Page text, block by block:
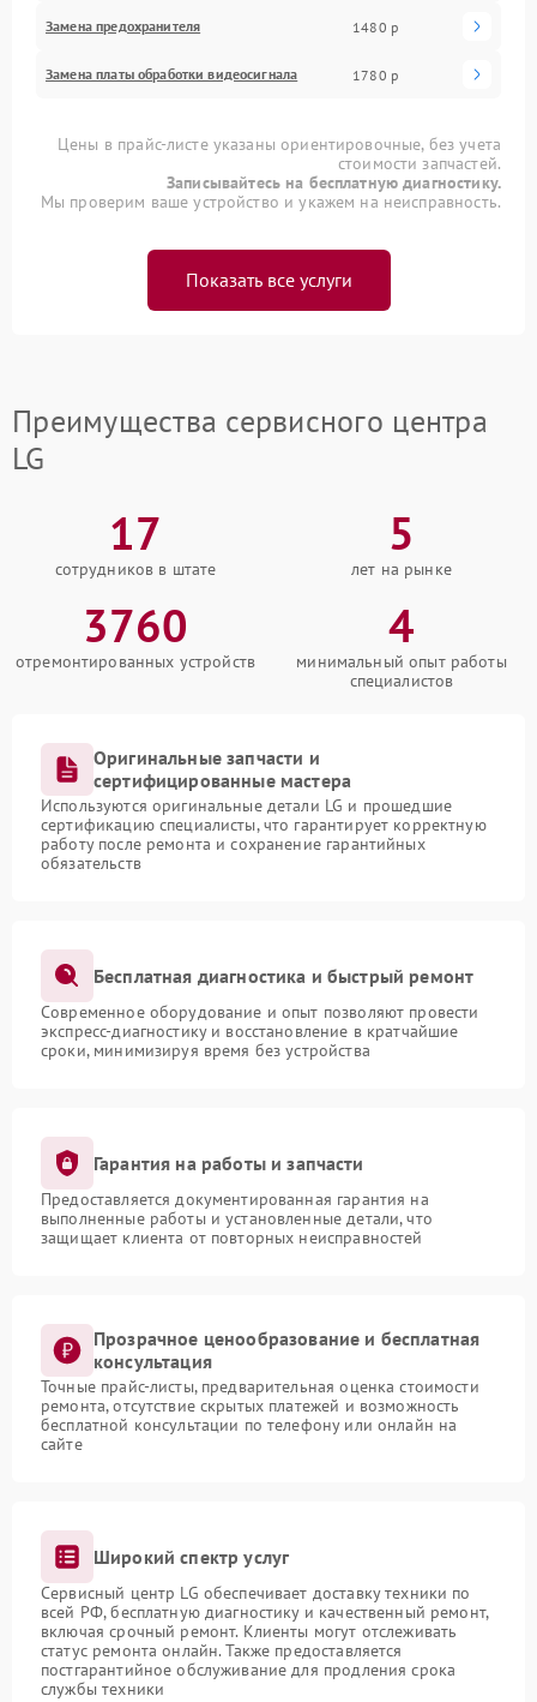
Замена предохранителя 1480 р
Замена платы обработки видеосигнала 1780 р
Цены в прайс-листе указаны ориентировочные, без учета
стоимости запчастей.
Записывайтесь на бесплатную диагностику.
Мы проверим ваше устройство и укажем на неисправность.
Показать все услуги
Преимущества сервисного центра
LG
17
сотрудников в штате
5
лет на рынке
3760
отремонтированных устройств
4
минимальный опыт работы
специалистов
Оригинальные запчасти и
сертифицированные мастера
Используются оригинальные детали LG и прошедшие
сертификацию специалисты, что гарантирует корректную
работу после ремонта и сохранение гарантийных
обязательств
Бесплатная диагностика и быстрый ремонт
Современное оборудование и опыт позволяют провести
экспресс-диагностику и восстановление в кратчайшие
сроки, минимизируя время без устройства
Гарантия на работы и запчасти
Предоставляется документированная гарантия на
выполненные работы и установленные детали, что
защищает клиента от повторных неисправностей
Прозрачное ценообразование и бесплатная
консультация
Точные прайс-листы, предварительная оценка стоимости
ремонта, отсутствие скрытых платежей и возможность
бесплатной консультации по телефону или онлайн на
сайте
Широкий спектр услуг
Сервисный центр LG обеспечивает доставку техники по
всей РФ, бесплатную диагностику и качественный ремонт,
включая срочный ремонт. Клиенты могут отслеживать
статус ремонта онлайн. Также предоставляется
постгарантийное обслуживание для продления срока
службы техники